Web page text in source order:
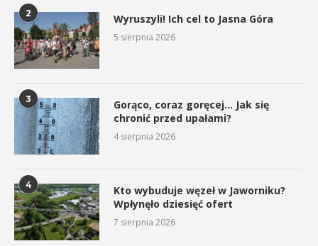
2 Wyruszyli! Ich cel to Jasna Góra
5 sierpnia 2026
3
Gorąco, coraz goręcej… Jak się
chronić przed upałami?
4 sierpnia 2026
4
Kto wybuduje węzeł w Jaworniku?
Wpłynęło dziesięć ofert
7 sierpnia 2026